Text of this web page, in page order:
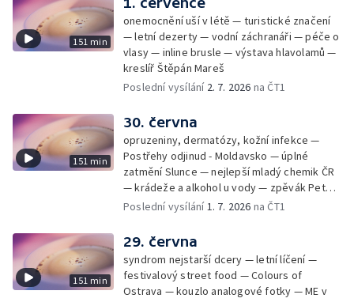
151 min
onemocnění uší v létě — turistické značení
— letní dezerty — vodní záchranáři — péče o
vlasy — inline brusle — výstava hlavolamů —
kreslíř Štěpán Mareš
Poslední vysílání 2. 7. 2026 na ČT1
151 min
30. června
opruzeniny, dermatózy, kožní infekce —
Postřehy odjinud - Moldavsko — úplné
zatmění Slunce — nejlepší mladý chemik ČR
— krádeže a alkohol u vody — zpěvák Peter
Cmorik
Poslední vysílání1. 7. 2026 na ČT1
151 min
29. června
syndrom nejstarší dcery — letní líčení —
festivalový street food — Colours of
Ostrava — kouzlo analogové fotky — ME v